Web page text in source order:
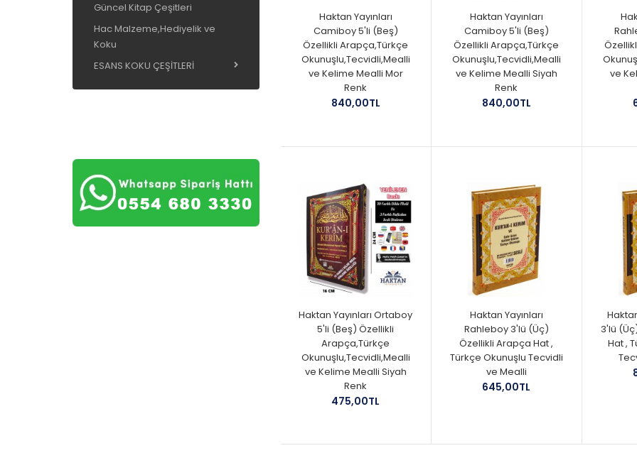
Güncel Kitap Çeşitleri
Hac Malzeme,Hediyelik ve
Koku
ESANS KOKU ÇEŞİTLERİ
Haktan Yayınları
Camiboy 5'li (Beş)
Özellikli Arapça,Türkçe
Okunuşlu,Tecvidli,Mealli
ve Kelime Mealli Mor
Renk
840,00TL
Haktan Yayınları
Camiboy 5'li (Beş)
Özellikli Arapça,Türkçe
Okunuşlu,Tecvidli,Mealli
ve Kelime Mealli Siyah
Renk
840,00TL
ve
Haktan Yayınları Ortaboy
5'li (Beş) Özellikli
Arapça,Türkçe
Okunuşlu,Tecvidli,Mealli
ve Kelime Mealli Siyah
Renk
475,00TL
Haktan Yayınları
Rahleboy 3'lü (Üç)
Özellikli Arapça Hat ,
Türkçe Okunuşlu Tecvidli
ve Mealli
645,00TL
3'lü
Hat ,